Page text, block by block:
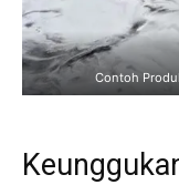
Contoh